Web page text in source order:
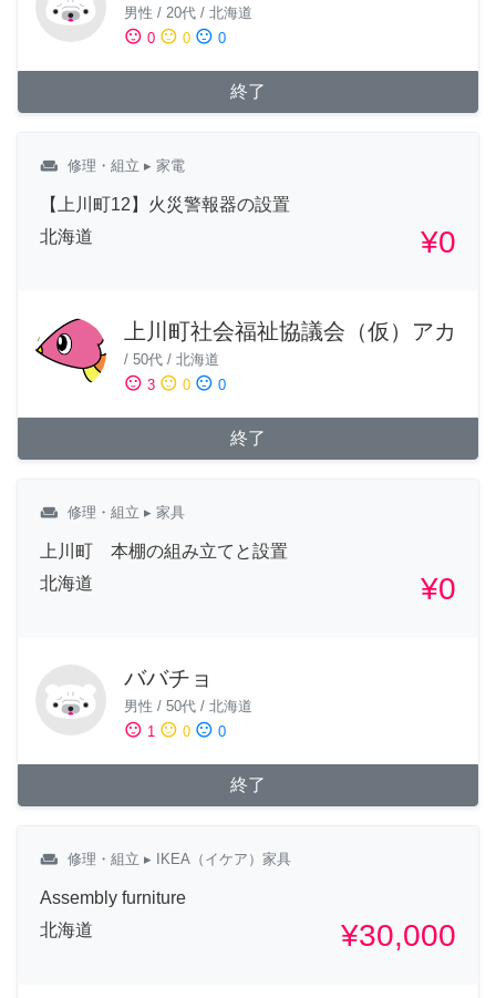
男性 / 20代 / 北海道
sentiment_satisfied 0 sentiment_neutral 0 sentiment_dissatisfied 0
終了
weekend 修理・組立 ▸ 家電
【上川町12】火災警報器の設置
北海道
¥0
上川町社会福祉協議会（仮）アカ
/ 50代 / 北海道
sentiment_satisfied 3 sentiment_neutral 0 sentiment_dissatisfied 0
終了
weekend 修理・組立 ▸ 家具
上川町 本棚の組み立てと設置
北海道
¥0
ババチョ
男性 / 50代 / 北海道
sentiment_satisfied 1 sentiment_neutral 0 sentiment_dissatisfied 0
終了
weekend 修理・組立 ▸ IKEA（イケア）家具
Assembly furniture
北海道
¥30,000